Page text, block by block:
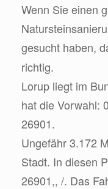
Wenn Sie einen
gesucht haben,
richtig.
Lorup liegt im
hat die Vorwahl:
26901.
Ungefähr 3.172
Stadt. In diesen
26901,, /. Das